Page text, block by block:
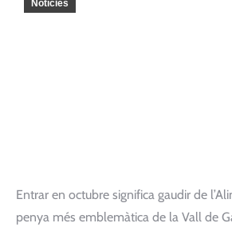
Notícies
Entrar en octubre significa gaudir de
penya més emblemàtica de la Vall de